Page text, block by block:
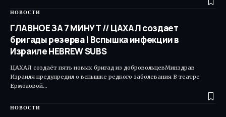
НОВОСТИ
ГЛАВНОЕ ЗА 7 МИНУТ // ЦАХАЛ создает
бригады резерва | Вспышка инфекции в
Израиле HEBREW SUBS
ЦАХАЛ создаёт пять новых бригад из добровольцевМинздрав
Израиля предупредил о вспышке редкого заболевания В театре
Ермоловой…
НОВОСТИ